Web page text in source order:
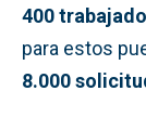
400
para estos
8.000